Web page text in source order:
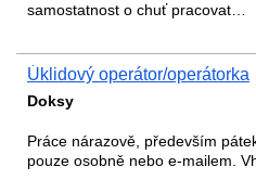
samostatnost o chuť pracovat…
Úklidový operátor/operátorka
Doksy
Práce nárazově, především
pouze osobně nebo e-mailem.